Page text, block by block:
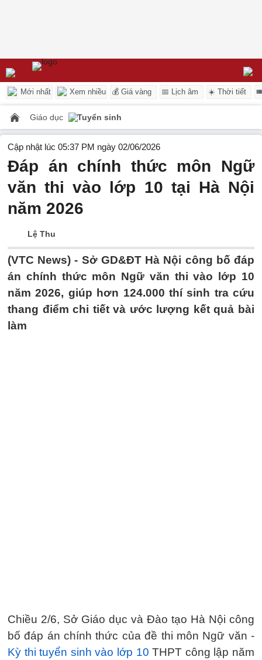
Mới nhất Xem nhiều 💰 Giá vàng 📅 Lịch âm ☀️ Thời tiết
Giáo dục Tuyển sinh
Cập nhật lúc 05:37 PM ngày 02/06/2026
Đáp án chính thức môn Ngữ
văn thi vào lớp 10 tại Hà Nội
năm 2026
Lệ Thu
(VTC News) - Sở GD&ĐT Hà Nội công bố đáp
án chính thức môn Ngữ văn thi vào lớp 10
năm 2026, giúp hơn 124.000 thí sinh tra cứu
thang điểm chi tiết và ước lượng kết quả bài
làm
Chiều 2/6, Sở Giáo dục và Đào tạo Hà Nội công
bố đáp án chính thức của đề thi môn Ngữ văn -
Kỳ thi tuyển sinh vào lớp 10 THPT công lập năm